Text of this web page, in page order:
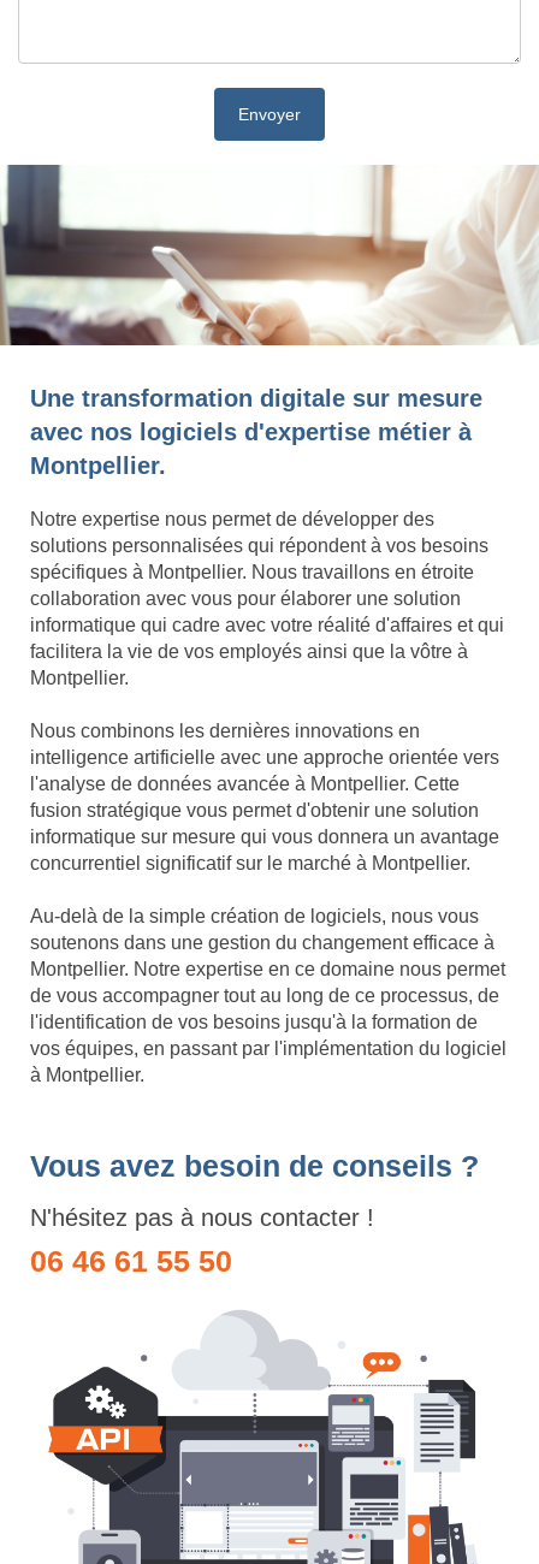
Une transformation digitale sur mesure
avec nos logiciels d'expertise métier à
Montpellier.
Notre expertise nous permet de développer des
solutions personnalisées qui répondent à vos besoins
spécifiques à Montpellier. Nous travaillons en étroite
collaboration avec vous pour élaborer une solution
informatique qui cadre avec votre réalité d'affaires et qui
facilitera la vie de vos employés ainsi que la vôtre à
Montpellier.
Nous combinons les dernières innovations en
intelligence artificielle avec une approche orientée vers
l'analyse de données avancée à Montpellier. Cette
fusion stratégique vous permet d'obtenir une solution
informatique sur mesure qui vous donnera un avantage
concurrentiel significatif sur le marché à Montpellier.
Au-delà de la simple création de logiciels, nous vous
soutenons dans une gestion du changement efficace à
Montpellier. Notre expertise en ce domaine nous permet
de vous accompagner tout au long de ce processus, de
l'identification de vos besoins jusqu'à la formation de
vos équipes, en passant par l'implémentation du logiciel
à Montpellier.
Vous avez besoin de conseils ?
N'hésitez pas à nous contacter !
06 46 61 55 50